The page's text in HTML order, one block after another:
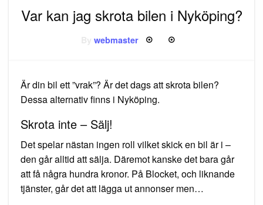
Var kan jag skrota bilen i Nyköping?
webmaster Posted
Är din bil ett ”vrak”? Är det dags att skrota bilen?
Dessa alternativ finns i Nyköping.
Skrota inte – Sälj!
Det spelar nästan ingen roll vilket skick en bil är i –
den går alltid att sälja. Däremot kanske det bara går
att få några hundra kronor. På Blocket, och liknande
tjänster, går det att lägga ut annonser men…